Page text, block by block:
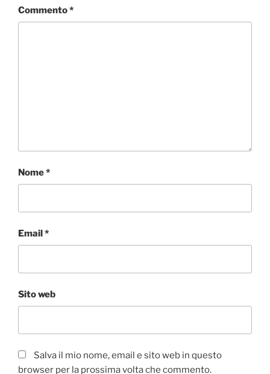
Commento*
Nome*
Email*
Sito web
Salva il mio nome, email e sito web in questo
browser per la prossima volta che commento.